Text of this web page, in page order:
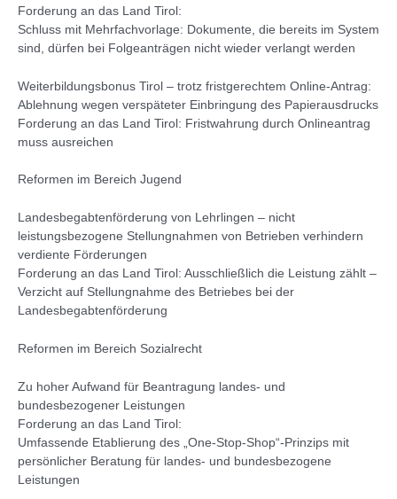
Forderung an das Land Tirol:
Schluss mit Mehrfachvorlage: Dokumente, die bereits im System
sind, dürfen bei Folgeanträgen nicht wieder verlangt werden
Weiterbildungsbonus Tirol – trotz fristgerechtem Online-Antrag:
Ablehnung wegen verspäteter Einbringung des Papierausdrucks
Forderung an das Land Tirol: Fristwahrung durch Onlineantrag
muss ausreichen
Reformen im Bereich Jugend
Landesbegabtenförderung von Lehrlingen – nicht
leistungsbezogene Stellungnahmen von Betrieben verhindern
verdiente Förderungen
Forderung an das Land Tirol: Ausschließlich die Leistung zählt –
Verzicht auf Stellungnahme des Betriebes bei der
Landesbegabtenförderung
Reformen im Bereich Sozialrecht
Zu hoher Aufwand für Beantragung landes- und
bundesbezogener Leistungen
Forderung an das Land Tirol:
Umfassende Etablierung des „One-Stop-Shop“-Prinzips mit
persönlicher Beratung für landes- und bundesbezogene
Leistungen